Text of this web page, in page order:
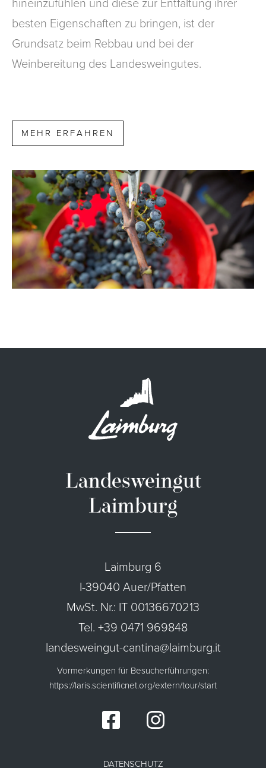
besten Eigenschaften zu bringen, ist der
Grundsatz beim Rebbau und bei der
Weinbereitung des Landesweingutes.
MEHR ERFAHREN
Landesweingut
Laimburg
Laimburg 6
I-39040 Auer/Pfatten
MwSt. Nr.: IT 00136670213
Tel. +39 0471 969848
landesweingut-cantina@laimburg.it
Vormerkungen für Besucherführungen:
https://laris.scientificnet.org/extern/tour/start
DATENSCHUTZ